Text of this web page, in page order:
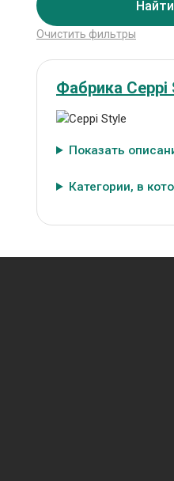
Найти
Очистить фильтры
Фабрика Ceppi
Показать
Категории, в